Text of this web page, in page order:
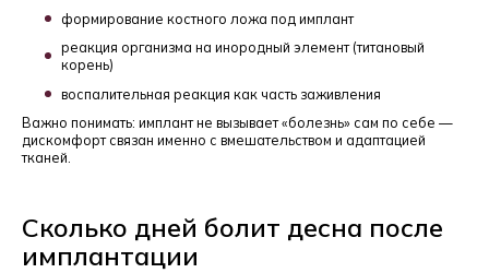
формирование костного ложа под имплант
реакция организма на инородный элемент (титановый
корень)
воспалительная реакция как часть заживления
Важно понимать: имплант не вызывает «болезнь» сам по себе —
дискомфорт связан именно с вмешательством и адаптацией
тканей.
Сколько дней болит десна после
имплантации